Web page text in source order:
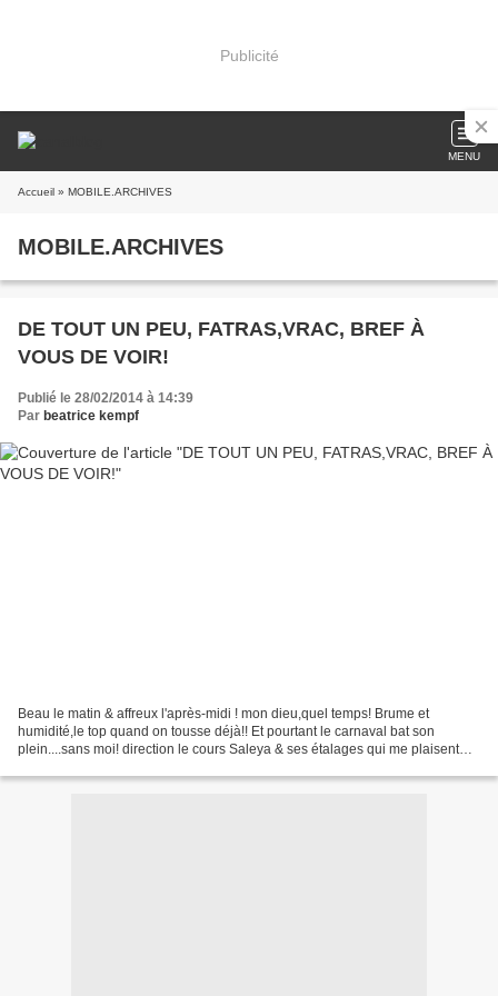
Publicité
MENU
Accueil » MOBILE.ARCHIVES
MOBILE.ARCHIVES
DE TOUT UN PEU, FATRAS,VRAC, BREF À
VOUS DE VOIR!
Publié le 28/02/2014 à 14:39
Par beatrice kempf
Beau le matin & affreux l'après-midi ! mon dieu,quel temps! Brume et
humidité,le top quand on tousse déjà!! Et pourtant le carnaval bat son
plein....sans moi! direction le cours Saleya & ses étalages qui me plaisent